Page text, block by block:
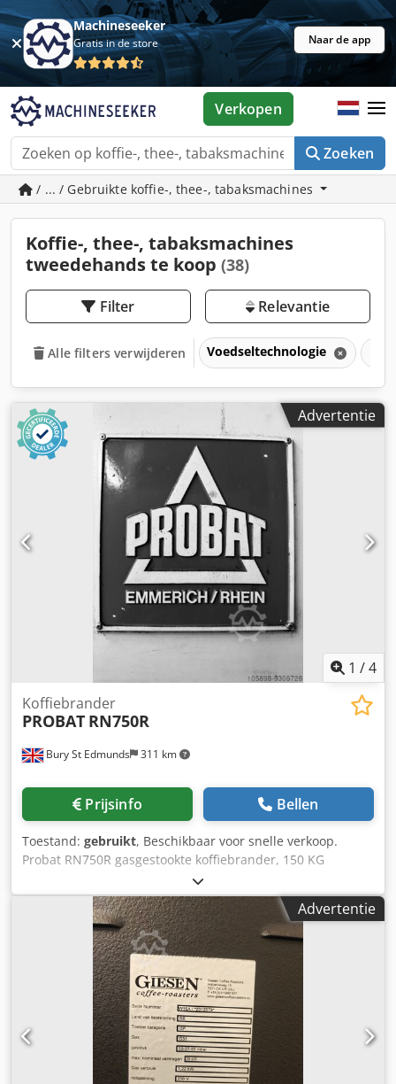
Machineseeker
Gratis in de store Naar de app
Zoeken
Verkopen
/ ... / Gebruikte koffie-, thee-, tabaksmachines
Koffie-, thee-, tabaksmachines
tweedehands te koop (38)
Filter Relevantie
Alle filters verwijderen Voedseltechnologie
Advertentie
1 /4
Bury St Edmunds 311 km
Koffiebrander
PROBAT RN750R
Prijsinfo Bellen
Toestand: gebruikt, Beschikbaar voor snelle verkoop.
Probat RN750R gasgestookte koffiebrander, 150 KG
batchgrootte. PROBAT dus topkwaliteit. De rest van de lijn
is hier en voornamelijk uit de jaren 80 en 90, maar in zeer
goede staat. Crodpfx Aek Raxksflof
Advertentie